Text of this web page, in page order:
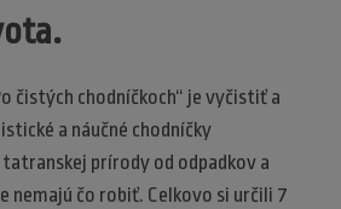
čistých chodníčkoch“ je vyčistiť a
a náučné chodníčky
prírody od odpadkov a
nemajú čo robiť. Celkovo si určili 7